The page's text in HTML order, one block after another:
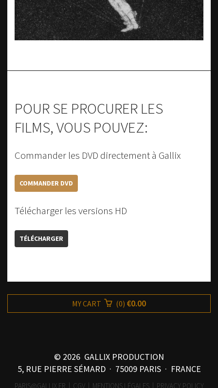
POUR SE PROCURER LES
FILMS, VOUS POUVEZ:
Commander les DVD directement à Gallix
COMMANDER DVD
Télécharger les versions HD
TÉLÉCHARGER
MY CART (0) €0.00
© 2026 GALLIX PRODUCTION
5, RUE PIERRE SÉMARD · 75009 PARIS · FRANCE
PARIS@GALLIX.FR CGV| MENTIONS LÉGALES| PRIVACY POLICY